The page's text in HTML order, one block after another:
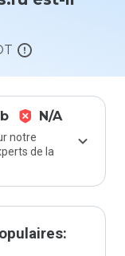
N/A
notre
de la